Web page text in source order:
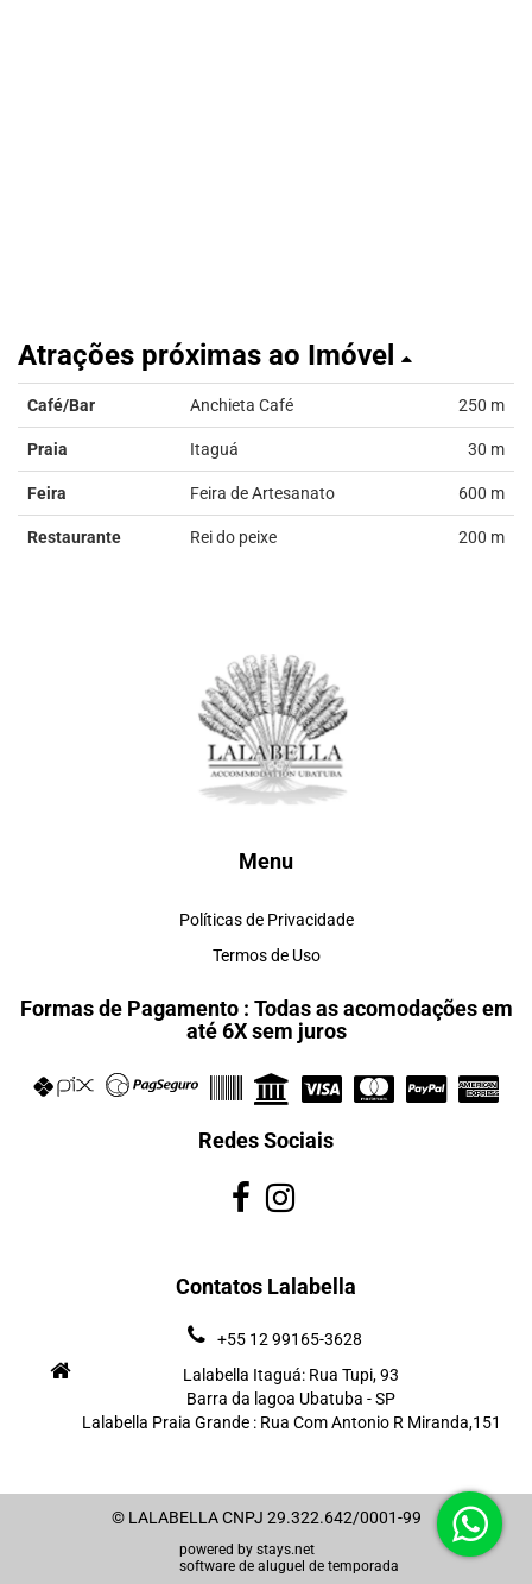
Atrações próximas ao Imóvel
Café/Bar Anchieta Café 250 m
Praia Itaguá 30 m
Feira Feira de Artesanato 600 m
Restaurante Rei do peixe 200 m
Menu
Políticas de Privacidade
Termos de Uso
Formas de Pagamento : Todas as acomodações em
até 6X sem juros
Redes Sociais
Contatos Lalabella
+55 12 99165-3628
Lalabella Itaguá: Rua Tupi, 93
Barra da lagoa Ubatuba - SP
Lalabella Praia Grande : Rua Com Antonio R Miranda,151
© LALABELLA CNPJ 29.322.642/0001-99
powered by stays.net
software de aluguel de temporada